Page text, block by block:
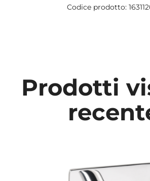
Codice prodotto:
Prodotti